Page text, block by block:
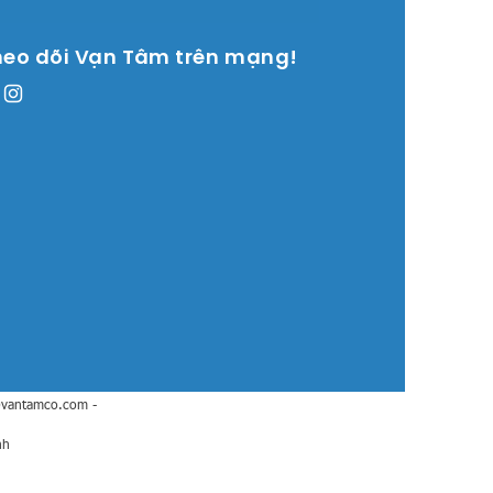
dõi Vạn Tâm trên mạng!
-